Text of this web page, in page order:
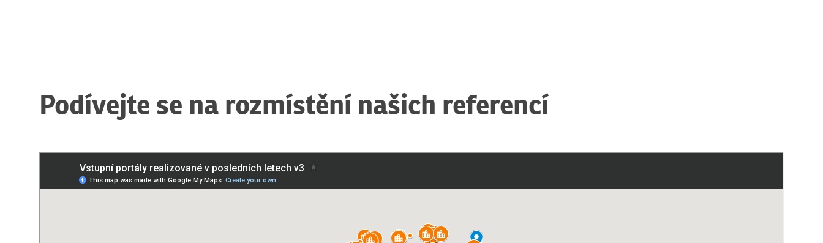
Podívejte se na rozmístění našich referencí